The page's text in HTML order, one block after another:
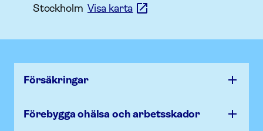
StockholmVisa karta
Försäk­ringar
Förebygga ohälsa och arbets­skador